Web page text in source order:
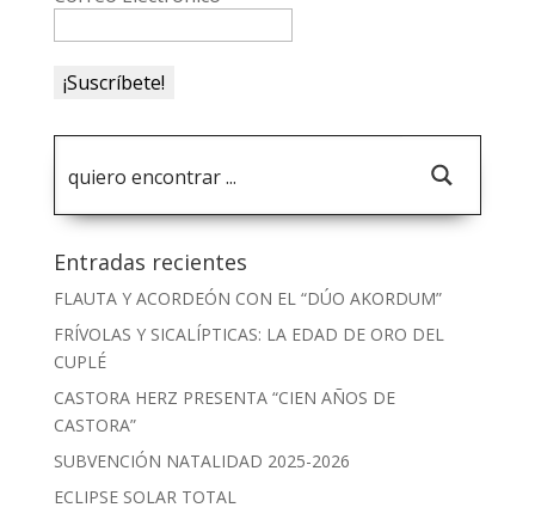
Entradas recientes
FLAUTA Y ACORDEÓN CON EL “DÚO AKORDUM”
FRÍVOLAS Y SICALÍPTICAS: LA EDAD DE ORO DEL
CUPLÉ
CASTORA HERZ PRESENTA “CIEN AÑOS DE
CASTORA”
SUBVENCIÓN NATALIDAD 2025-2026
ECLIPSE SOLAR TOTAL